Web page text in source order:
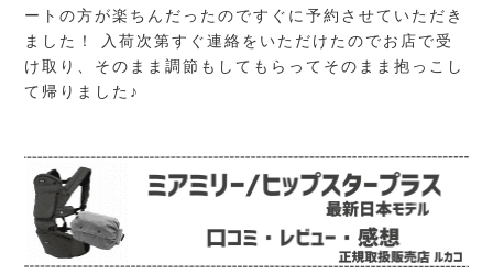
ートの方が楽ちんだったのですぐに予約させていただき
ました！ 入荷次第すぐ連絡をいただけたのでお店で受
け取り、そのまま調節もしてもらってそのまま抱っこし
て帰りました♪